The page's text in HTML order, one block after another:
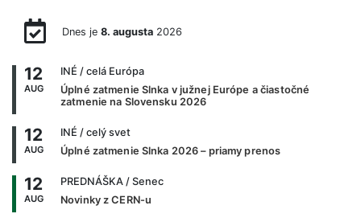
Dnes je 8. augusta2026
12
AUG
INÉ / celá Európa
Úplné zatmenie Slnka v južnej Európe a čiastočné
zatmenie na Slovensku 2026
12
AUG
INÉ / celý svet
Úplné zatmenie Slnka 2026 – priamy prenos
12
AUG
PREDNÁŠKA / Senec
Novinky z CERN-u